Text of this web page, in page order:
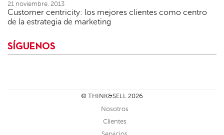
21 noviembre, 2013
Customer centricity: los mejores clientes como centro
de la estrategia de marketing
SÍGUENOS
© THINK&SELL 2026
Nosotros
Clientes